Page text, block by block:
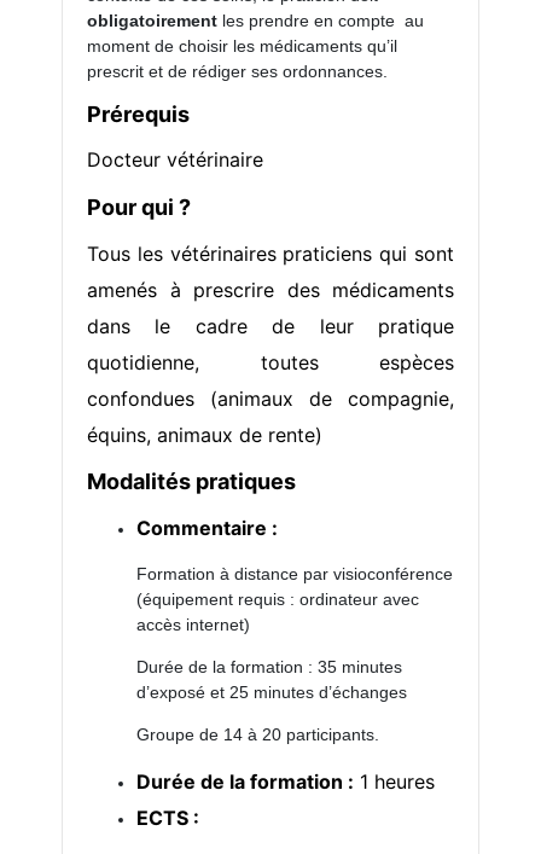
obligatoirement les prendre en compte au
moment de choisir les médicaments qu’il
prescrit et de rédiger ses ordonnances.
Prérequis
Docteur vétérinaire
Pour qui ?
Tous les vétérinaires praticiens qui sont
amenés à prescrire des médicaments
dans le cadre de leur pratique
quotidienne, toutes espèces
confondues (animaux de compagnie,
équins, animaux de rente)
Modalités pratiques
Commentaire :
Formation à distance par visioconférence
(équipement requis : ordinateur avec
accès internet)
Durée de la formation : 35 minutes
d’exposé et 25 minutes d’échanges
Groupe de 14 à 20 participants.
Durée de la formation : 1 heures
ECTS :